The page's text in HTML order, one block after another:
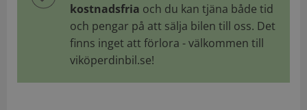
kostnadsfria och du kan tjäna både tid
och pengar på att sälja bilen till oss. Det
finns inget att förlora - välkommen till
viköperdinbil.se!